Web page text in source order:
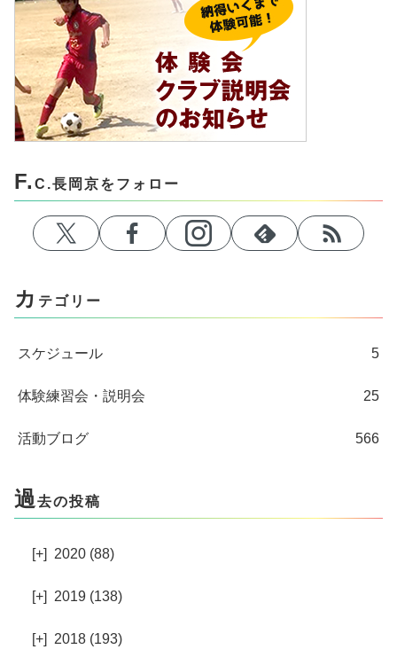
F. C.長岡京をフォロー
カ テゴリー
スケジュール 5
体験練習会・説明会 25
活動ブログ 566
過 去の投稿
[+] 2020 (88)
[+] 2019 (138)
[+] 2018 (193)